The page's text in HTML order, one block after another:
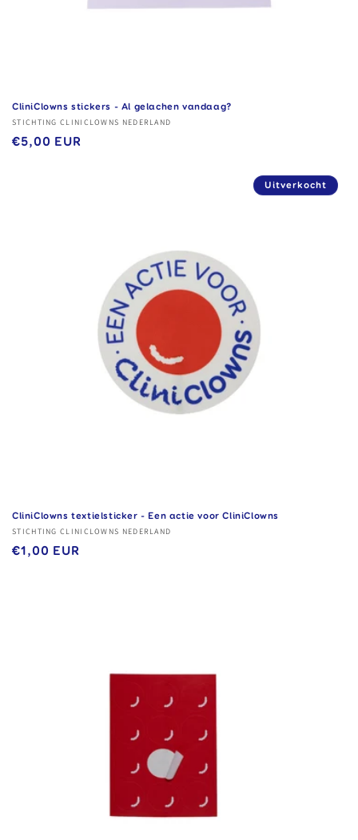
CliniClowns stickers - Al gelachen vandaag?
Verkoper:
STICHTING CLINICLOWNS NEDERLAND
Normale
€5,00 EUR
Uitverkocht
CliniClowns textielsticker - Een actie voor CliniClowns
Verkoper:
STICHTING CLINICLOWNS NEDERLAND
Normale
€1,00 EUR